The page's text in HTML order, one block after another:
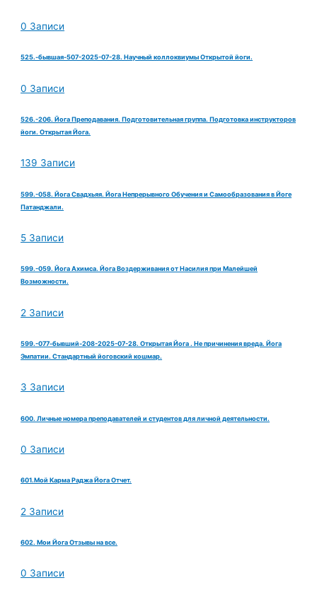
0 Записи
525.-бывшая-507-2025-07-28. Научный коллоквиумы Открытой йоги.
0 Записи
526.-206. Йога Преподавания. Подготовительная группа. Подготовка инструкторов
йоги. Открытая Йога.
139 Записи
599.-058. Йога Свадхьяя. Йога Непрерывного Обучения и Самообразования в Йоге
Патанджали.
5 Записи
599.-059. Йога Ахимса. Йога Воздерживания от Насилия при Малейшей
Возможности.
2 Записи
599.-077-бывший-208-2025-07-28. Открытая Йога . Не причинения вреда. Йога
Эмпатии. Стандартный йоговский кошмар.
3 Записи
600. Личные номера преподавателей и студентов для личной деятельности.
0 Записи
601.Мой Карма Раджа Йога Отчет.
2 Записи
602. Мои Йога Отзывы на все.
0 Записи